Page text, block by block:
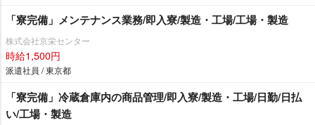
「寮完備」メンテナンス業務/即入寮/製造・工場/工場・製造
株式会社京栄センター
時給1,500円
派遣社員 / 東京都
「寮完備」冷蔵倉庫内の商品管理/即入寮/製造・工場/日勤/日払
い/工場・製造